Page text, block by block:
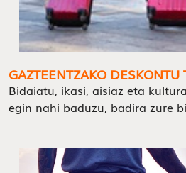
GAZTEENTZAKO DESKONTU
Bidaiatu, ikasi, aisiaz eta
egin nahi baduzu, badira zure